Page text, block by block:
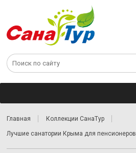
Главная Коллекции СанаТур
Лучшие санатории Крыма для пенсионеров